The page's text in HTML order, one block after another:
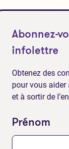
Abonnez-
infolettre
Obtenez des
pour vous aider
et à sortir de
Prénom